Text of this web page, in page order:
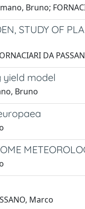
Bruno;
STUDY OF
DA
model
Bruno
Marco